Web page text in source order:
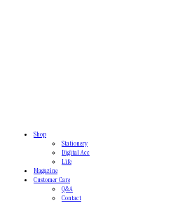
Shop
Stationery
Digital Acc
Life
Magazine
Customer Care
Q&A
Contact